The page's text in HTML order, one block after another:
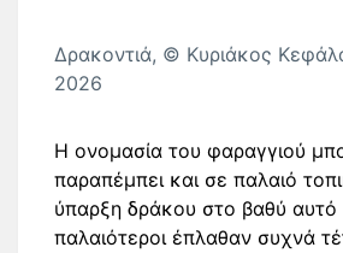
Δρακοντιά, © Κυριάκος
2026
Η ονομασία του φαραγγιού
παραπέμπει και σε παλαιό
ύπαρξη δράκου στο βαθύ αυτό
παλαιότεροι έπλαθαν συχνά